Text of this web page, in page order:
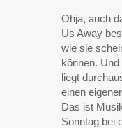
Ohja, auch
Us Away
wie sie
können.
liegt
einen
Das ist
Sonntag bei